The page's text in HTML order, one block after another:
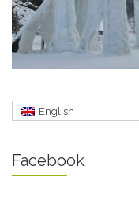
English
Facebook